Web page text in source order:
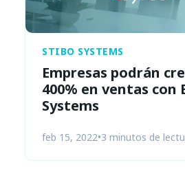
STIBO SYSTEMS
Empresas podrán
400% en ventas con
Systems
feb 15, 2022•3 minutos de